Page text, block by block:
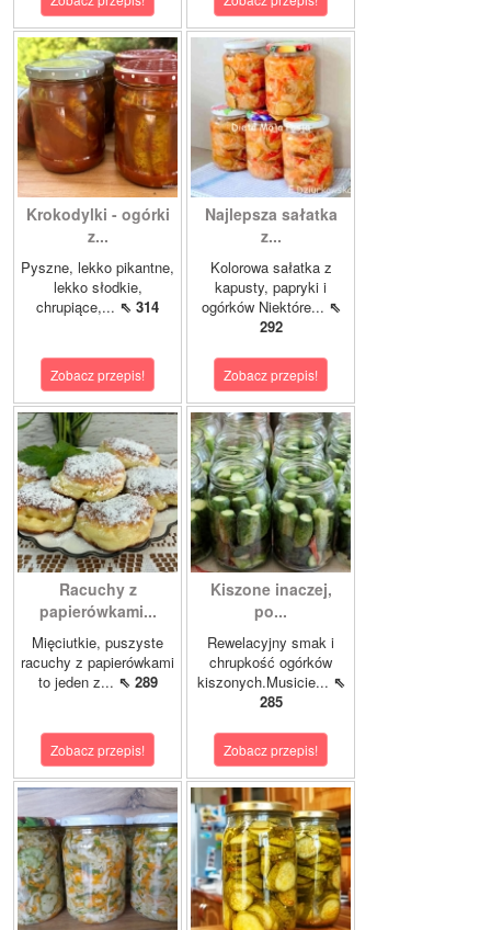
Krokodylki - ogórki
z...
Pyszne, lekko pikantne,
lekko słodkie,
chrupiące,... ⇖ 314
Zobacz przepis!
Najlepsza sałatka
z...
Kolorowa sałatka z
kapusty, papryki i
ogórków Niektóre... ⇖
292
Zobacz przepis!
Racuchy z
papierówkami...
Mięciutkie, puszyste
racuchy z papierówkami
to jeden z... ⇖ 289
Zobacz przepis!
Kiszone inaczej,
po...
Rewelacyjny smak i
chrupkość ogórków
kiszonych.Musicie... ⇖
285
Zobacz przepis!